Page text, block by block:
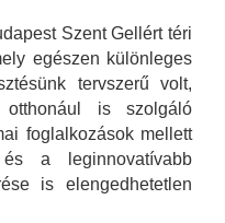
Szent Gellért téri
egészen különleges
tervszerű volt,
is szolgáló
foglalkozások mellett
a leginnovatívabb
is elengedhetetlen